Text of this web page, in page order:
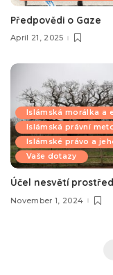
Předpovědi o Gaze
April 21, 2025
Islámská morálka a
Islámská právní
Islámské právo a
Vaše dotazy
Účel nesvětí
November 1, 2024